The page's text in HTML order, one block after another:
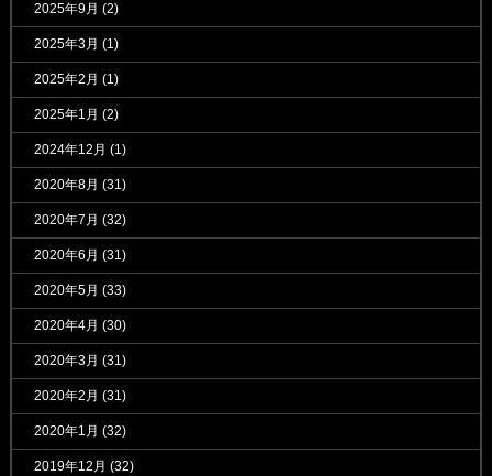
2025年9月 (2)
2025年3月 (1)
2025年2月 (1)
2025年1月 (2)
2024年12月 (1)
2020年8月 (31)
2020年7月 (32)
2020年6月 (31)
2020年5月 (33)
2020年4月 (30)
2020年3月 (31)
2020年2月 (31)
2020年1月 (32)
2019年12月 (32)